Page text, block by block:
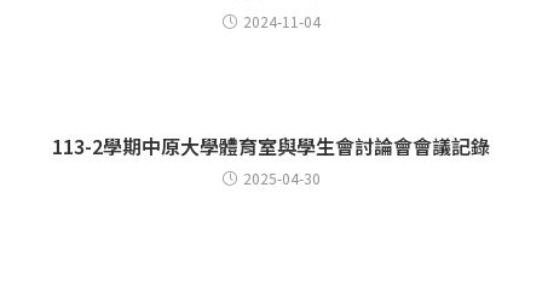
2024-11-04
113-2學期中原大學體育室與學生會討論會會議記錄
2025-04-30